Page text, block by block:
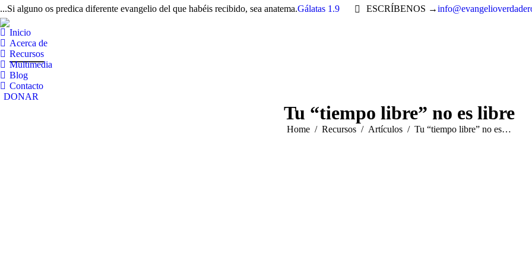
...Si alguno os predica diferente evangelio del que habéis recibido, sea anatema.Gálatas 1.9 ESCRÍBENOS →
Inicio
Acerca de
Recursos
Multimedia
Blog
Contacto
DONAR
Tu “tiempo libre” no es libre
You are here:
Home Recursos Artículos Tu “tiempo libre” no es…